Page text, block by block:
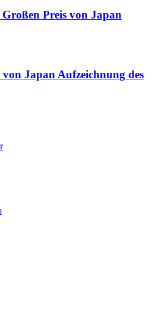
Preis von Japan
Japan Aufzeichnung des